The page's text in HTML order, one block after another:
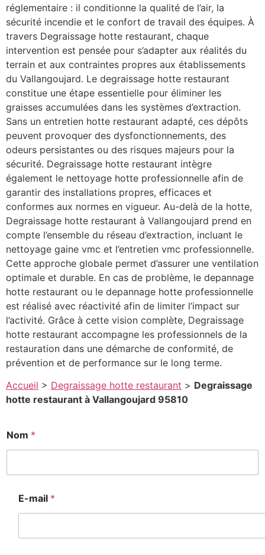
réglementaire : il conditionne la qualité de l’air, la
sécurité incendie et le confort de travail des équipes. À
travers Degraissage hotte restaurant, chaque
intervention est pensée pour s’adapter aux réalités du
terrain et aux contraintes propres aux établissements
du Vallangoujard. Le degraissage hotte restaurant
constitue une étape essentielle pour éliminer les
graisses accumulées dans les systèmes d’extraction.
Sans un entretien hotte restaurant adapté, ces dépôts
peuvent provoquer des dysfonctionnements, des
odeurs persistantes ou des risques majeurs pour la
sécurité. Degraissage hotte restaurant intègre
également le nettoyage hotte professionnelle afin de
garantir des installations propres, efficaces et
conformes aux normes en vigueur. Au-delà de la hotte,
Degraissage hotte restaurant à Vallangoujard prend en
compte l’ensemble du réseau d’extraction, incluant le
nettoyage gaine vmc et l’entretien vmc professionnelle.
Cette approche globale permet d’assurer une ventilation
optimale et durable. En cas de problème, le depannage
hotte restaurant ou le depannage hotte professionnelle
est réalisé avec réactivité afin de limiter l’impact sur
l’activité. Grâce à cette vision complète, Degraissage
hotte restaurant accompagne les professionnels de la
restauration dans une démarche de conformité, de
prévention et de performance sur le long terme.
Accueil > Degraissage hotte restaurant > Degraissage
hotte restaurant à Vallangoujard 95810
*
*
Nom *
E-mail *